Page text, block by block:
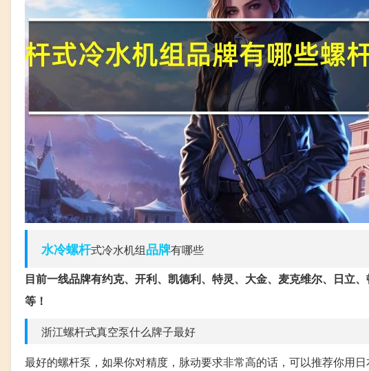
水冷螺杆式冷水机组品牌有哪些
目前一线品牌有约克、开利、凯德利、特灵、大金、麦克维尔、日立
等！
浙江螺杆式真空泵什么牌子最好
最好的螺杆泵，如果你对精度，脉动要求非常高的话，可以推荐你用日